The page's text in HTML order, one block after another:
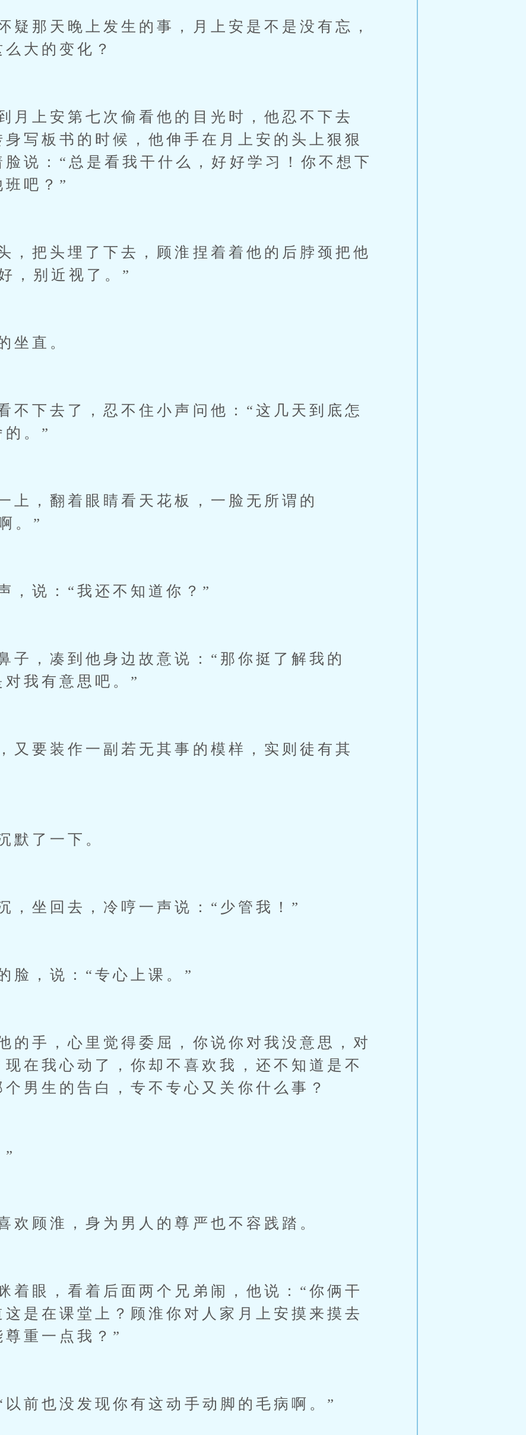
那天晚上发生的事，月上安是不是没有忘，
大的变化？
上安第七次偷看他的目光时，他忍不下去
写板书的时候，他伸手在月上安的头上狠狠
说：“总是看我干什么，好好学习！你不想下
吧？”
把头埋了下去，顾淮捏着着他的后脖颈把他
，别近视了。”
直。
下去了，忍不住小声问他：“这几天到底怎
。”
，翻着眼睛看天花板，一脸无所谓的
。”
说：“我还不知道你？”
，凑到他身边故意说：“那你挺了解我的
我有意思吧。”
要装作一副若无其事的模样，实则徒有其
了一下。
坐回去，冷哼一声说：“少管我！”
，说：“专心上课。”
手，心里觉得委屈，你说你对我没意思，对
在我心动了，你却不喜欢我，还不知道是不
男生的告白，专不专心又关你什么事？
顾淮，身为男人的尊严也不容践踏。
眼，看着后面两个兄弟闹，他说：“你俩干
是在课堂上？顾淮你对人家月上安摸来摸去
重一点我？”
前也没发现你有这动手动脚的毛病啊。”